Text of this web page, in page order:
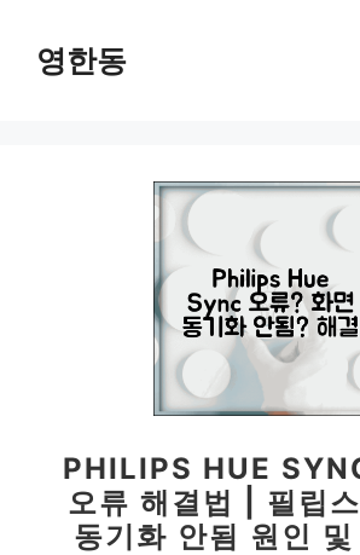
영한동
PHILIPS HUE
오류 해결법 | 필립
동기화 안됨 원인 및